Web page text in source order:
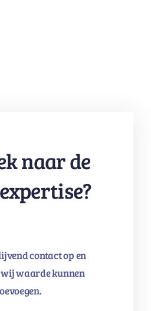
naar de
contact op en
wij waarde kunnen